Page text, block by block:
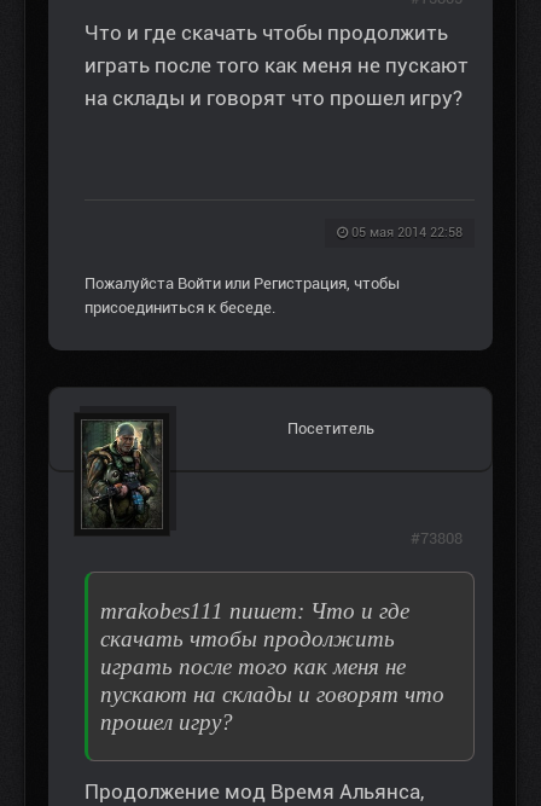
Что и где скачать чтобы продолжить
играть после того как меня не пускают
на склады и говорят что прошел игру?
05 мая 2014 22:58
Пожалуйста Войти или Регистрация, чтобы
присоединиться к беседе.
Посетитель
mrakobes111 пишет: Что и где
скачать чтобы продолжить
играть после того как меня не
пускают на склады и говорят что
прошел игру?
Продолжение мод Время Альянса,
#73808